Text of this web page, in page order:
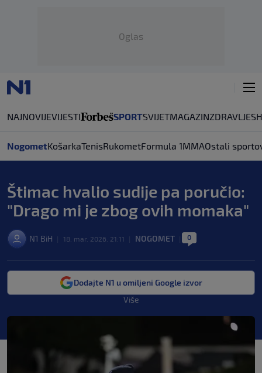
Oglas
NAJNOVIJEVIJESTI SPORTSVIJETMAGAZINZDRAVLJE
NogometKošarkaTenisRukometFormula 1MMAOstali
Štimac hvalio sudije pa poručio:
"Drago mi je zbog ovih momaka"
N1 BiH 18. mar. 2026. 21:11 NOGOMET 0
Dodajte N1 u omiljeni Google izvor
Više